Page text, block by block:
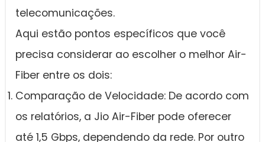
telecomunicações.
Aqui estão pontos específicos que você
precisa considerar ao escolher o melhor Air-
Fiber entre os dois:
Comparação de Velocidade: De acordo com
os relatórios, a Jio Air-Fiber pode oferecer
até 1,5 Gbps, dependendo da rede. Por outro